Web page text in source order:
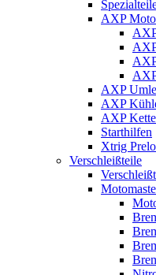
AXP
AXP
AXP
AXP
Starthilfen
Xtrig
Verschleißteile